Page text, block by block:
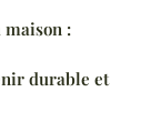
:
durable et